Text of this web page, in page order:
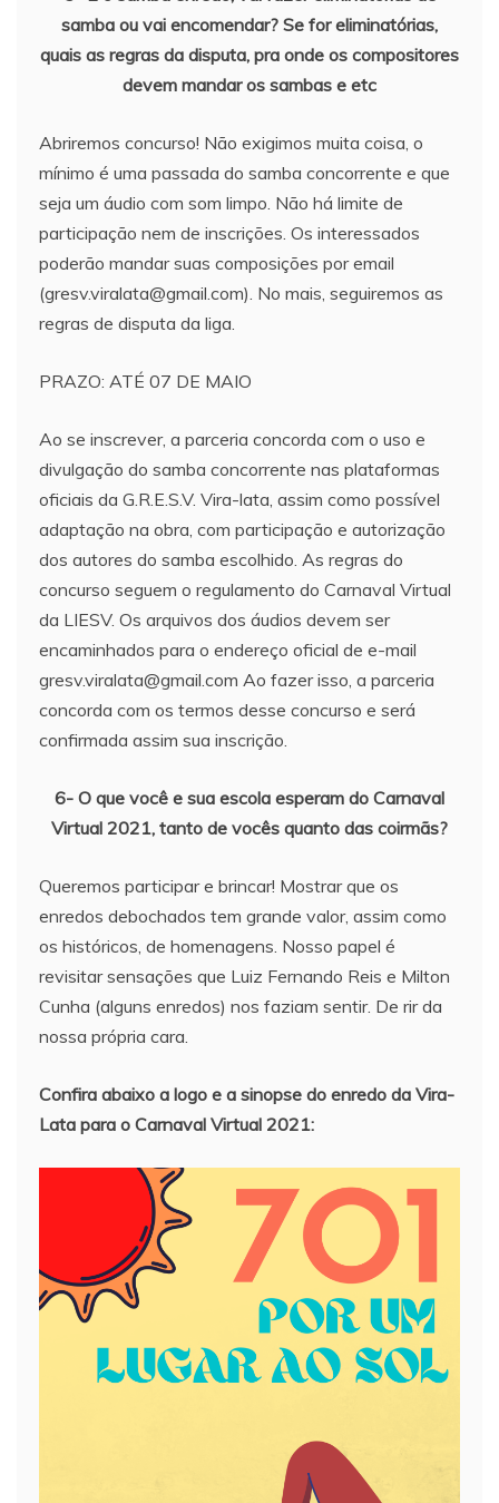
samba ou vai encomendar? Se for eliminatórias,
quais as regras da disputa, pra onde os compositores
devem mandar os sambas e etc
Abriremos concurso! Não exigimos muita coisa, o
mínimo é uma passada do samba concorrente e que
seja um áudio com som limpo. Não há limite de
participação nem de inscrições. Os interessados
poderão mandar suas composições por email
(gresv.viralata@gmail.com). No mais, seguiremos as
regras de disputa da liga.
PRAZO: ATÉ 07 DE MAIO
Ao se inscrever, a parceria concorda com o uso e
divulgação do samba concorrente nas plataformas
oficiais da G.R.E.S.V. Vira-lata, assim como possível
adaptação na obra, com participação e autorização
dos autores do samba escolhido. As regras do
concurso seguem o regulamento do Carnaval Virtual
da LIESV. Os arquivos dos áudios devem ser
encaminhados para o endereço oficial de e-mail
gresv.viralata@gmail.com Ao fazer isso, a parceria
concorda com os termos desse concurso e será
confirmada assim sua inscrição.
6- O que você e sua escola esperam do Carnaval
Virtual 2021, tanto de vocês quanto das coirmãs?
Queremos participar e brincar! Mostrar que os
enredos debochados tem grande valor, assim como
os históricos, de homenagens. Nosso papel é
revisitar sensações que Luiz Fernando Reis e Milton
Cunha (alguns enredos) nos faziam sentir. De rir da
nossa própria cara.
Confira abaixo a logo e a sinopse do enredo da Vira-
Lata para o Carnaval Virtual 2021: